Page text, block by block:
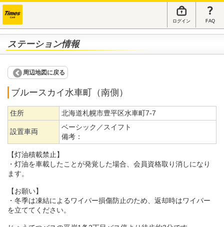
ログイン FAQ
ステーション情報
周辺地図に戻る
ブルースカイ水車町（南側）
住所 北海道札幌市豊平区水車町7-7
設置車両
ベーシック／スイフト
備考：
【灯油積載禁止】
・灯油を車載したことが発覚した場合、会員資格取り消しになり
ます。
【お願い】
・冬季は凍結によるワイパー損傷防止のため、返却時はワイパー
を立ててください。